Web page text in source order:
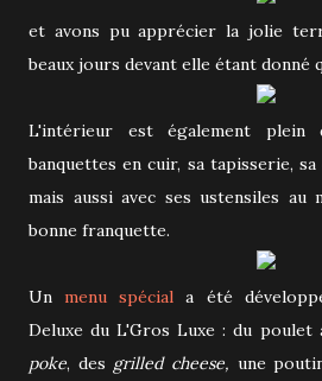
et avons pu apprécier la jolie
beaux jours devant elle étant donné
L'intérieur est également plein
banquettes en cuir, sa tapisserie,
mais aussi avec ses ustensiles
bonne franquette.
Unmenu spécial a été
Deluxe du L'Gros Luxe : du poulet
poke, des grilled cheese, une